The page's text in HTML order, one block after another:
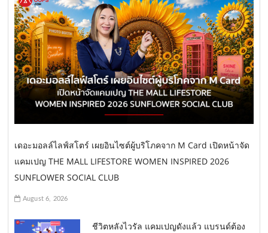
เดอะมอลล์ไลฟ์สโตร์ เผยอินไซต์ผู้บริโภคจาก M Card เปิดหน้าจัด
แคมเปญ THE MALL LIFESTORE WOMEN INSPIRED 2026
SUNFLOWER SOCIAL CLUB
August 6, 2026
ชีวิตหลังไวรัล แคมเปญดังแล้ว แบรนด์ต้อง